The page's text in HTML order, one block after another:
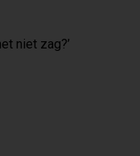
niet zag?’